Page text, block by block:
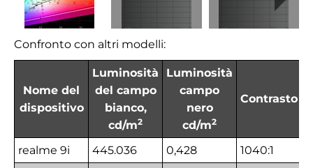
Confronto con altri modelli:
Nome del
dispositivo
Luminosità
del campo
bianco,
cd/m2
Luminosità
campo
nero
cd/m2
Contrasto
realme 9i 445.036 0,428
1040:1